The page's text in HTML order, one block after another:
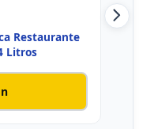
Restaurante
Litros